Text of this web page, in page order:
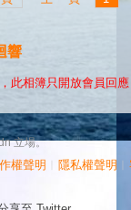
響
此相簿只開放會員回應
立場。
權聲明 隱私權聲明